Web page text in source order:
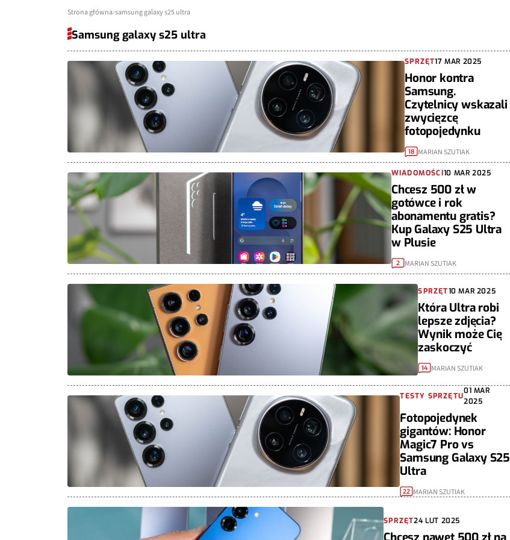
Strona główna samsung galaxy s25 ultra
Samsung galaxy s25 ultra
SPRZĘT17 MAR 2025
Honor kontra
Samsung.
Czytelnicy wskazali
zwycięzcę
fotopojedynku
18 MARIAN SZUTIAK
WIADOMOŚCI10 MAR 2025
Chcesz 500 zł w
gotówce i rok
abonamentu gratis?
Kup Galaxy S25 Ultra
w Plusie
2 MARIAN SZUTIAK
SPRZĘT10 MAR 2025
Która Ultra robi
lepsze zdjęcia?
Wynik może Cię
zaskoczyć
14 MARIAN SZUTIAK
TESTY SPRZĘTU
01 MAR
2025
Fotopojedynek
gigantów: Honor
Magic7 Pro vs
Samsung Galaxy S25
Ultra
22 MARIAN SZUTIAK
SPRZĘT24 LUT 2025